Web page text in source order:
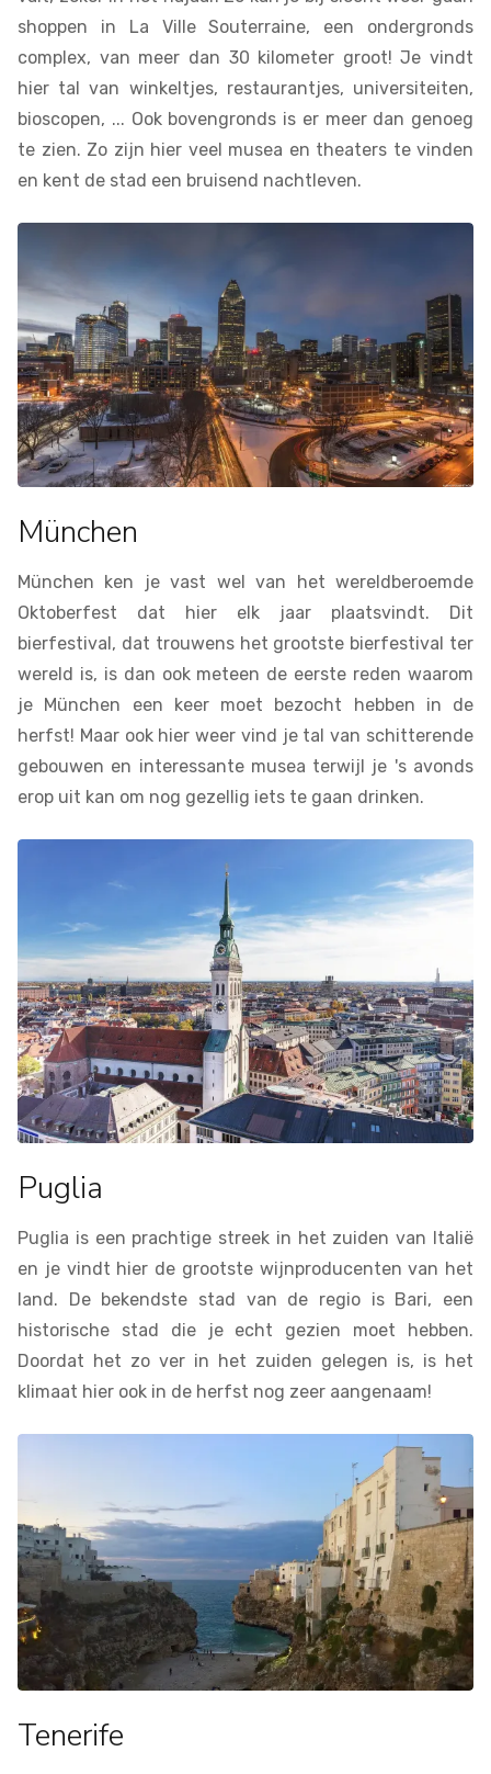
shoppen in La Ville Souterraine, een ondergronds
complex, van meer dan 30 kilometer groot! Je vindt
hier tal van winkeltjes, restaurantjes, universiteiten,
bioscopen, ... Ook bovengronds is er meer dan genoeg
te zien. Zo zijn hier veel musea en theaters te vinden
en kent de stad een bruisend nachtleven.
München
München ken je vast wel van het wereldberoemde
Oktoberfest dat hier elk jaar plaatsvindt. Dit
bierfestival, dat trouwens het grootste bierfestival ter
wereld is, is dan ook meteen de eerste reden waarom
je München een keer moet bezocht hebben in de
herfst! Maar ook hier weer vind je tal van schitterende
gebouwen en interessante musea terwijl je 's avonds
erop uit kan om nog gezellig iets te gaan drinken.
Puglia
Puglia is een prachtige streek in het zuiden van Italië
en je vindt hier de grootste wijnproducenten van het
land. De bekendste stad van de regio is Bari, een
historische stad die je echt gezien moet hebben.
Doordat het zo ver in het zuiden gelegen is, is het
klimaat hier ook in de herfst nog zeer aangenaam!
Tenerife